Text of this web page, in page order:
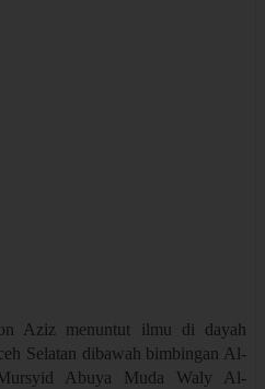
Aziz menuntut ilmu di dayah
Selatan dibawah bimbingan Al-
Abuya Muda Waly Al-